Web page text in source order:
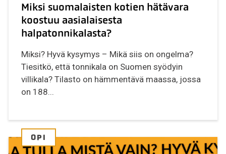
Miksi suomalaisten kotien hätävara
koostuu aasialaisesta
halpatonnikalasta?
Miksi? Hyvä kysymys – Mikä siis on ongelma?
Tiesitkö, että tonnikala on Suomen syödyin
villikala? Tilasto on hämmentävä maassa, jossa
on 188...
OPI